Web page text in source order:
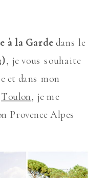
à la Garde dans le
, je vous souhaite
et dans mon
Toulon, je me
Provence Alpes